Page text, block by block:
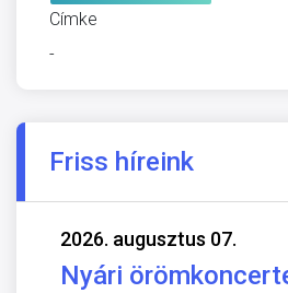
Címke
-
Friss híreink
2026. augusztus 07.
Nyári